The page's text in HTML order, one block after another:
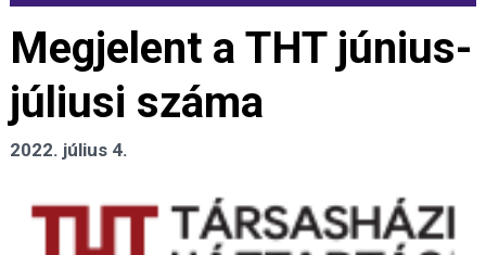
Megjelent a THT június-
júliusi száma
2022. július 4.